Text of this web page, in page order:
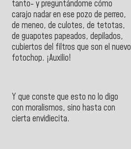
tanto- y preguntándome cómo
carajo nadar en ese pozo de perreo,
de meneo, de culotes, de tetotas,
de guapotes papeados, depilados,
cubiertos del filtros que son el nuevo
fotochop. ¡Auxilio!
Y que conste que esto no lo digo
con moralismos, sino hasta con
cierta envidiecita.